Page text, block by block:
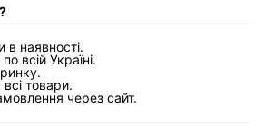
в наявності.
всій Україні.
всі товари.
через сайт.